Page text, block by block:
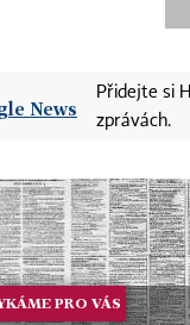
Přidejte si
zprávách.
PRO VÁS